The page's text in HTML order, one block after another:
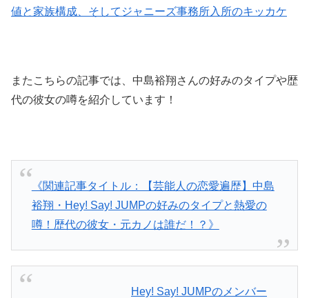
値と家族構成、そしてジャニーズ事務所入所のキッカケ
またこちらの記事では、中島裕翔さんの好みのタイプや歴
代の彼女の噂を紹介しています！
《関連記事タイトル：【芸能人の恋愛遍歴】中島
裕翔・Hey! Say! JUMPの好みのタイプと熱愛の
噂！歴代の彼女・元カノは誰だ！？》
Hey! Say! JUMPのメンバー